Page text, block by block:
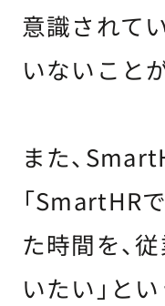
意識されて
いないこと
また、
「SmartHR
た時間を、
いたい」と